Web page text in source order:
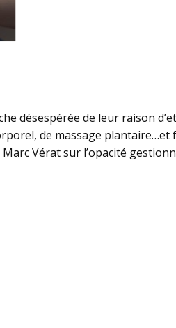
désespérée de leur raison
de massage plantaire…et
Vérat sur l’opacité